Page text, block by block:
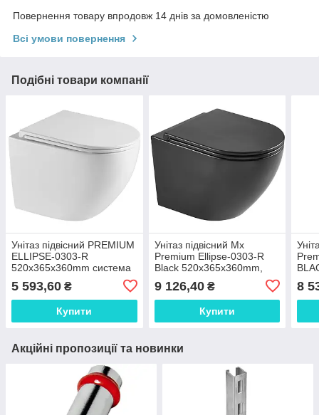
Повернення товару впродовж 14 днів за домовленістю
Всі умови повернення
Подібні товари компанії
Унітаз підвісний PREMIUM
ELLIPSE-0303-R
520х365х360mm система
змиву RIMLESS (MP6463)
5 593,60 ₴
Купити
Унітаз підвісний Mx
Premium Ellipse-0303-R
Black 520x365x360mm,
система змиву RIMLESS
(MP6464)
9 126,40₴
Купити
3.0
8
Акційні пропозиції та новинки